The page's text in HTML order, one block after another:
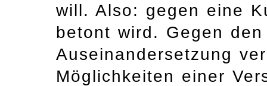
will. Also: gegen eine
betont wird. Gegen
Auseinandersetzung
Möglichkeiten einer